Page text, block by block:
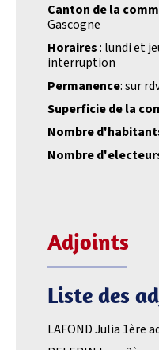
Canton de la
Gascogne
Horaires: lundi et
interruption
Permanence: sur
Superficie de la
Nombre
Nombre
Adjoints
Liste des
LAFOND Julia 1ère